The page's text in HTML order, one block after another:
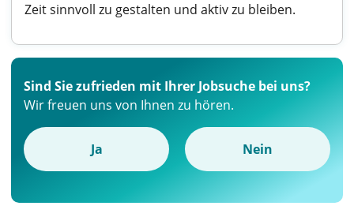
Zeit sinnvoll zu gestalten und aktiv zu bleiben.
Sind Sie zufrieden mit Ihrer Jobsuche bei uns?
Wir freuen uns von Ihnen zu hören.
Ja Nein